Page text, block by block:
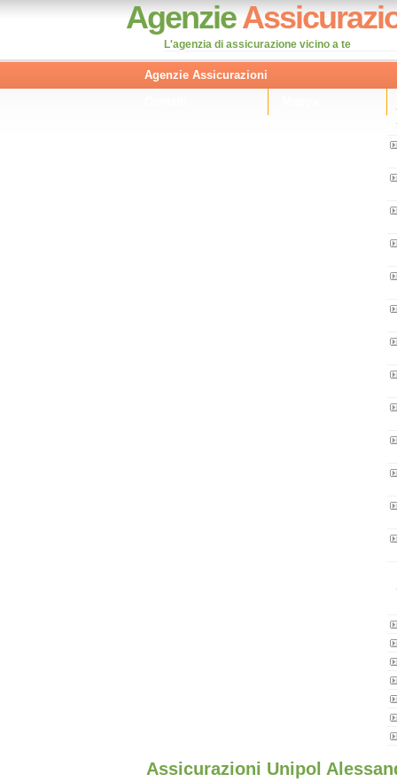
Agenzie
L'agenzia di assicurazione vicino a te
Agenzie Assicurazioni
Assicurazioni Unipol